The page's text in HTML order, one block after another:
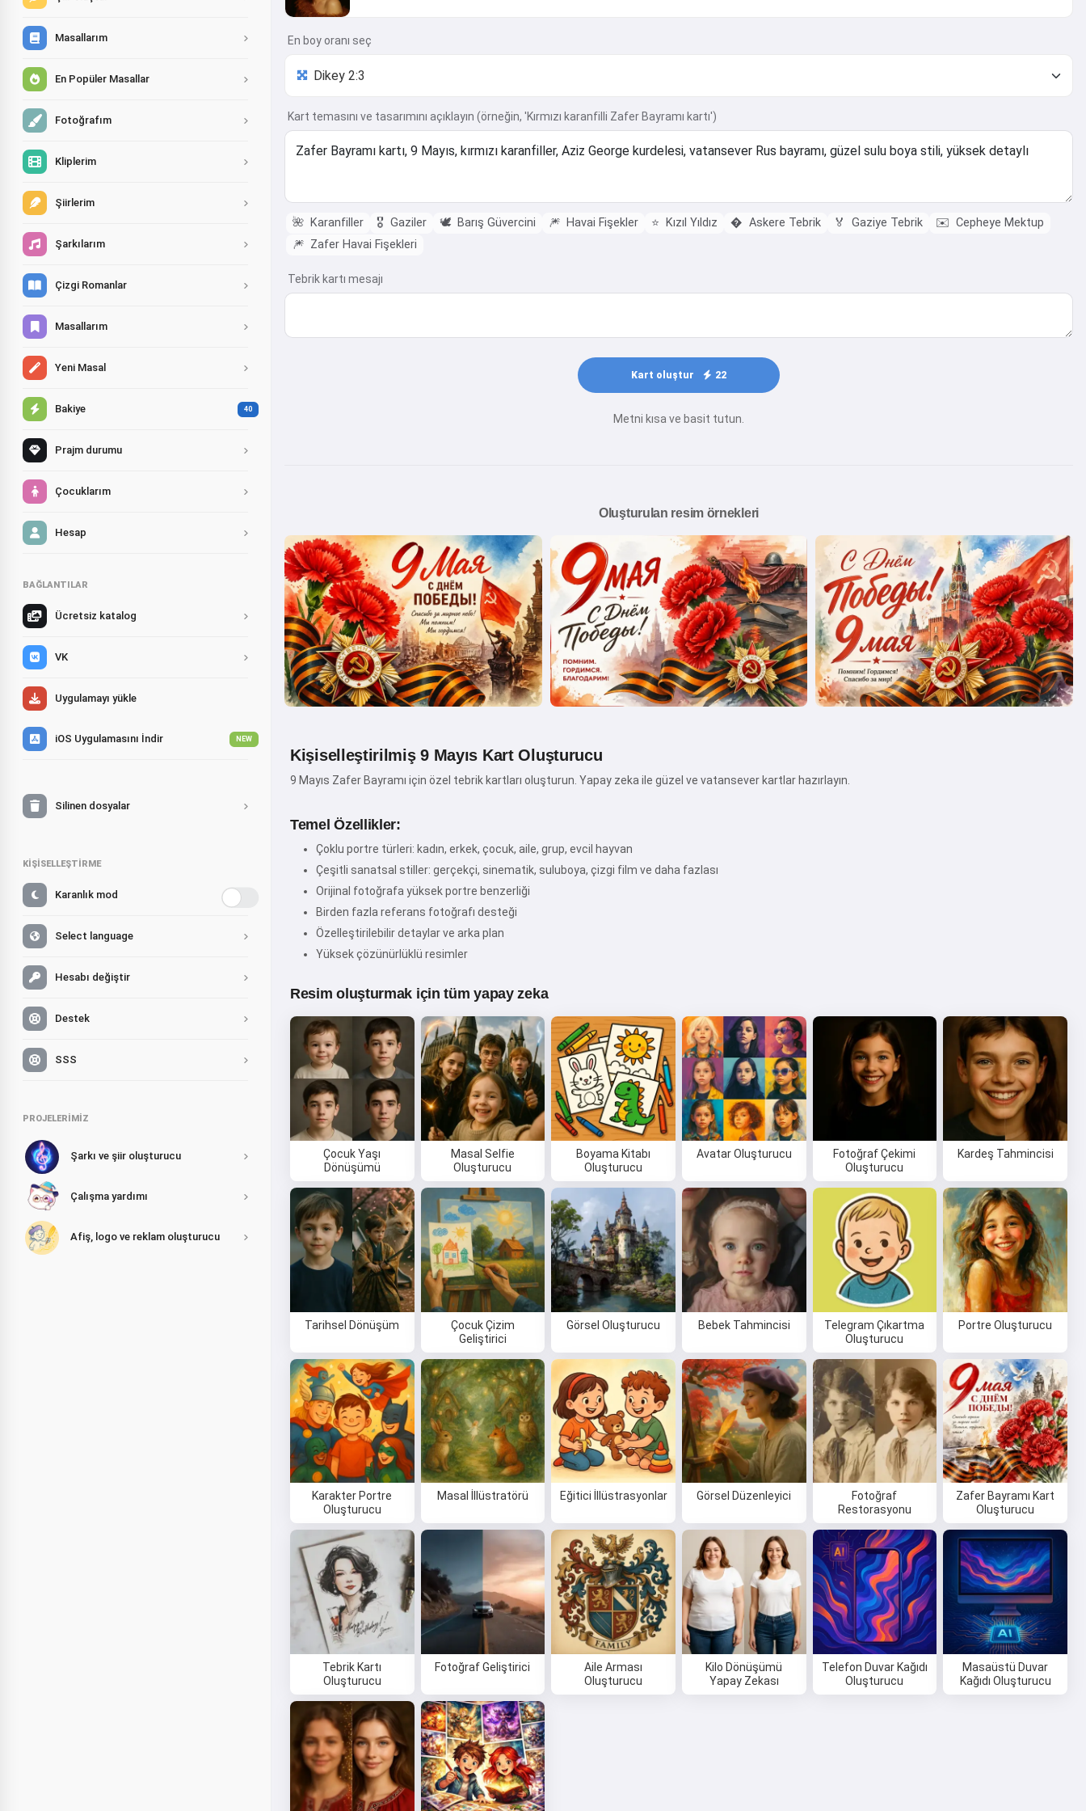
Masallarım
En Popüler Masallar
Fotoğrafım
Kliplerim
Şiirlerim
Şarkılarım
Çizgi Romanlar
Masallarım
Yeni Masal
Bakiye 40
Prajm durumu
Çocuklarım
Hesap
BAĞLANTILAR
Ücretsiz katalog
VK
Uygulamayı yükle
iOS Uygulamasını İndir NEW
Silinen dosyalar
KIŞISELLEŞTIRME
Karanlık mod
Select language
Hesabı değiştir
Destek
SSS
PROJELERIMIZ
Şarkı ve şiir oluşturucu
Çalışma yardımı
Afiş, logo ve reklam oluşturucu
En boy oranı seç
Kart temasını ve tasarımını açıklayın (örneğin, 'Kırmızı karanfilli Zafer Bayramı kartı')
🌺 Karanfiller 🎖️ Gaziler 🕊️ Barış Güvercini 🎆 Havai Fişekler ⭐ Kızıl Yıldız �️ Askere Tebrik 🏅 Gaziye Tebrik ✉️ Cepheye Mektup
🎆 Zafer Havai Fişekleri
Tebrik kartı mesajı
Kart oluştur 22
Metni kısa ve basit tutun.
Oluşturulan resim örnekleri
Kişiselleştirilmiş 9 Mayıs Kart Oluşturucu
9 Mayıs Zafer Bayramı için özel tebrik kartları oluşturun. Yapay zeka ile güzel ve vatansever kartlar hazırlayın.
Temel Özellikler:
Çoklu portre türleri: kadın, erkek, çocuk, aile, grup, evcil hayvan
Çeşitli sanatsal stiller: gerçekçi, sinematik, suluboya, çizgi film ve daha fazlası
Orijinal fotoğrafa yüksek portre benzerliği
Birden fazla referans fotoğrafı desteği
Özelleştirilebilir detaylar ve arka plan
Yüksek çözünürlüklü resimler
Resim oluşturmak için tüm yapay zeka
Çocuk Yaşı
Dönüşümü
Masal Selfie
Oluşturucu
Boyama Kitabı
Oluşturucu
Avatar Oluşturucu
Fotoğraf Çekimi
Oluşturucu
Kardeş Tahmincisi
Tarihsel Dönüşüm
Çocuk Çizim
Geliştirici
Görsel Oluşturucu Bebek Tahmincisi
Telegram Çıkartma
Oluşturucu
Portre Oluşturucu
Karakter Portre
Oluşturucu
Masal İllüstratörü Eğitici İllüstrasyonlar Görsel Düzenleyici
Fotoğraf
Restorasyonu
Zafer Bayramı Kart
Oluşturucu
Tebrik Kartı
Oluşturucu
Fotoğraf Geliştirici
Aile Arması
Oluşturucu
Kilo Dönüşümü
Yapay Zekası
Telefon Duvar Kağıdı
Oluşturucu
Masaüstü Duvar
Kağıdı Oluşturucu
öncesi masallar anlatırım 🌟
Hizmeti kullanmaya başlayarak, kabul ediyorsunuz:
Hizmet Şartları
,Gizlilik Politikası